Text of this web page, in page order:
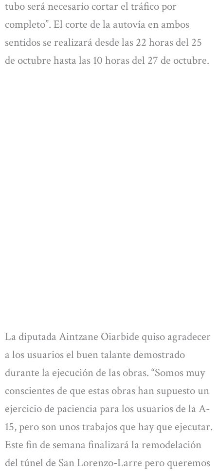
tubo será necesario cortar el tráfico por
completo”. El corte de la autovía en ambos
sentidos se realizará desde las 22 horas del 25
de octubre hasta las 10 horas del 27 de octubre.
La diputada Aintzane Oiarbide quiso agradecer
a los usuarios el buen talante demostrado
durante la ejecución de las obras. “Somos muy
conscientes de que estas obras han supuesto un
ejercicio de paciencia para los usuarios de la A-
15, pero son unos trabajos que hay que ejecutar.
Este fin de semana finalizará la remodelación
del túnel de San Lorenzo-Larre pero queremos